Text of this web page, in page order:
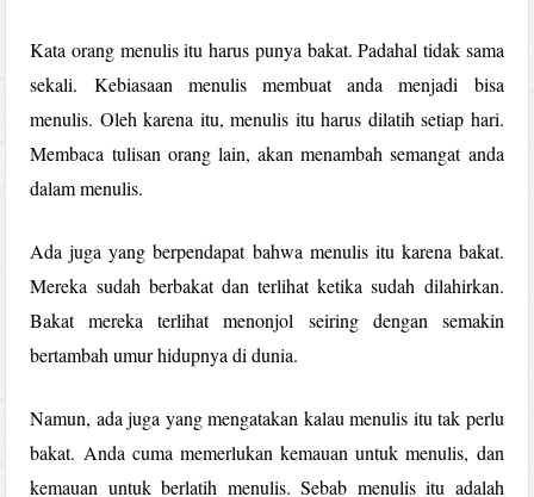
Kata orang menulis itu harus punya bakat. Padahal tidak sama
sekali. Kebiasaan menulis membuat anda menjadi bisa
menulis. Oleh karena itu, menulis itu harus dilatih setiap hari.
Membaca tulisan orang lain, akan menambah semangat anda
dalam menulis.
Ada juga yang berpendapat bahwa menulis itu karena bakat.
Mereka sudah berbakat dan terlihat ketika sudah dilahirkan.
Bakat mereka terlihat menonjol seiring dengan semakin
bertambah umur hidupnya di dunia.
Namun, ada juga yang mengatakan kalau menulis itu tak perlu
bakat. Anda cuma memerlukan kemauan untuk menulis, dan
kemauan untuk berlatih menulis. Sebab menulis itu adalah